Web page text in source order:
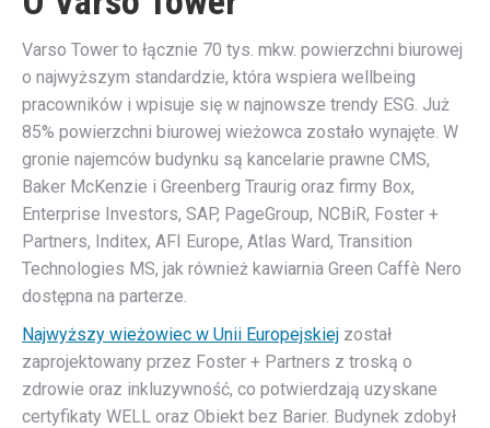
Varso Tower to łącznie 70 tys. mkw. powierzchni biurowej
o najwyższym standardzie, która wspiera wellbeing
pracowników i wpisuje się w najnowsze trendy ESG. Już
85% powierzchni biurowej wieżowca zostało wynajęte. W
gronie najemców budynku są kancelarie prawne CMS,
Baker McKenzie i Greenberg Traurig oraz firmy Box,
Enterprise Investors, SAP, PageGroup, NCBiR, Foster +
Partners, Inditex, AFI Europe, Atlas Ward, Transition
Technologies MS, jak również kawiarnia Green Caffè Nero
dostępna na parterze.
Najwyższy wieżowiec w Unii Europejskiej został
zaprojektowany przez Foster + Partners z troską o
zdrowie oraz inkluzywność, co potwierdzają uzyskane
certyfikaty WELL oraz Obiekt bez Barier. Budynek zdobył